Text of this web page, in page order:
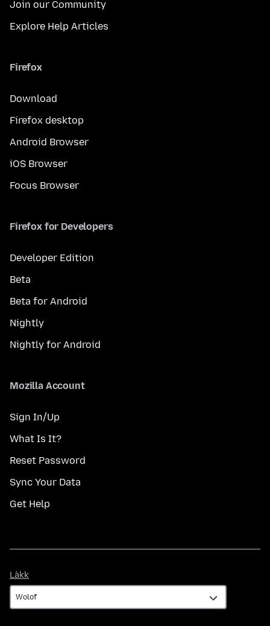
Join our Community
Explore Help Articles
Firefox
Download
Firefox desktop
Android Browser
iOS Browser
Focus Browser
Firefox for Developers
Developer Edition
Beta
Beta for Android
Nightly
Nightly for Android
Mozilla Account
Sign In/Up
What Is It?
Reset Password
Sync Your Data
Get Help
Làkk